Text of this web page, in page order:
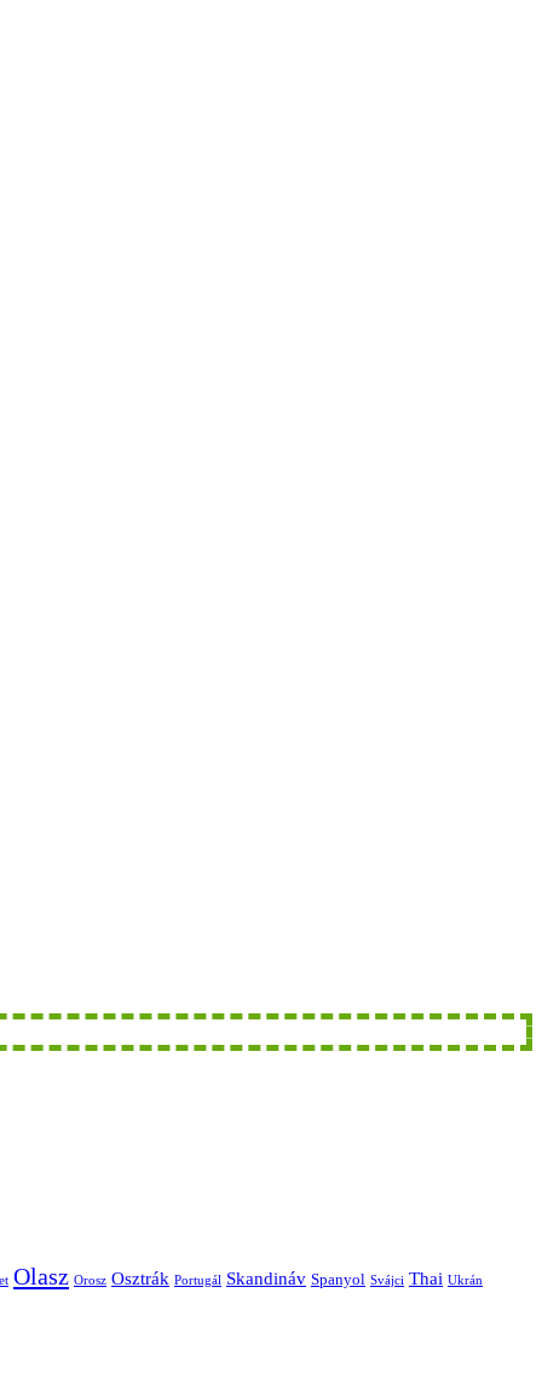
Olasz Orosz Osztrák Portugál Skandináv Spanyol Svájci Thai Ukrán